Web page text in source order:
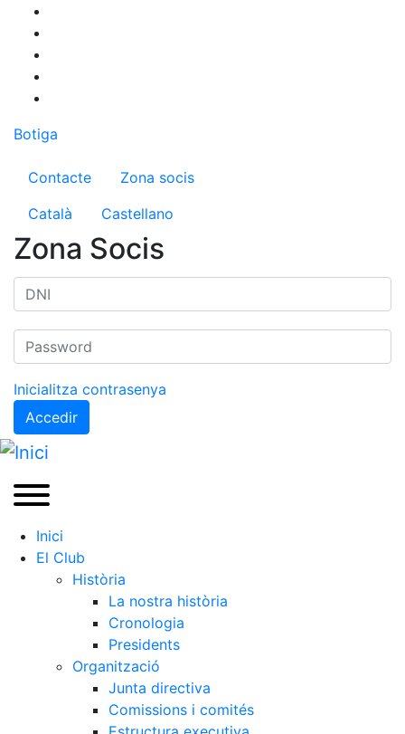
contingut
Botiga
Menú del compte d'usuari
Contacte
Zona socis
Català
Castellano
Zona Socis
Inicialitza contrasenya
Accedir
Inici
El Club
Història
La nostra història
Cronologia
Presidents
Organització
Junta directiva
Comissions i comités